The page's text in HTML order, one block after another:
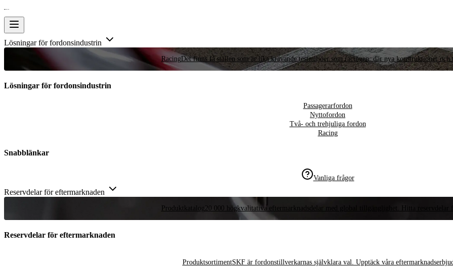
Lösningar för fordonsindustrin
RacingDet finns få ställen som är lika krävande testmiljöer som racingen, där nya konstruktioner och
Lösningar för fordonsindustrin
Passagerarfordon
Nyttofordon
Två- och trehjuliga fordon
Racing
Snabblänkar
Vanliga frågor
Reservdelar för eftermarknaden
Produktkatalog20 000 högkvalitativa eftermarknadsdelar med global tillgänglighet. Hitta reservdelar
Reservdelar för eftermarknaden
ProduktsortimentSKF är fordonstillverkarnas självklara val. Upptäck våra